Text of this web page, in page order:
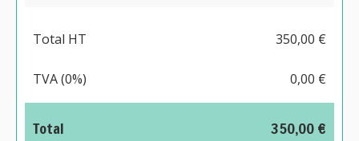
Total HT 350,00 €
TVA (0%) 0,00 €
Total 350,00 €